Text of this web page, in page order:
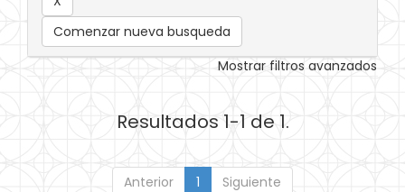
Comenzar nueva busqueda
Mostrar filtros avanzados
Resultados 1-1 de 1.
Anterior 1 Siguiente